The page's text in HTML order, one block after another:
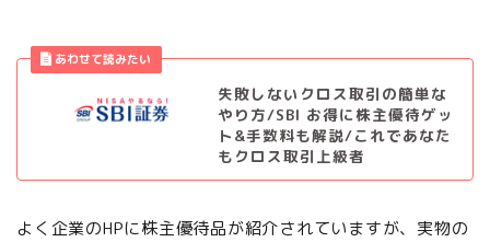
失敗しないクロス取引の簡単な
やり方/SBI お得に株主優待ゲッ
ト&手数料も解説/これであなた
もクロス取引上級者
よく企業のHPに株主優待品が紹介されていますが、実物の